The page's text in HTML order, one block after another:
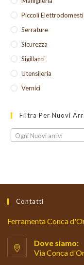
Piccoli
Serrature
Sicurezza
Sigillanti
Utensileria
Vernici
Filtra Per Nuovi
Ogni Nuovi arrivi
Contatti
Ferramenta Conca
Dove siamo:
Via Conca